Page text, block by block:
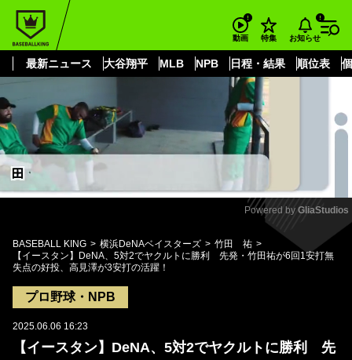
動画 特集 お知らせ
最新ニュース 大谷翔平 MLB NPB 日程・結果 順位表
もっと見る
Mute
Powered by GliaStudios
BASEBALL KING 横浜DeNAベイスターズ
竹田 祐
【イースタン】DeNA、5対2でヤクルトに勝利 先発・竹田祐が6回1安打無
失点の好投、高見澤が3安打の活躍！
プロ野球・NPB
2025.06.06 16:23
【イースタン】DeNA、5対2でヤクルトに勝利 先